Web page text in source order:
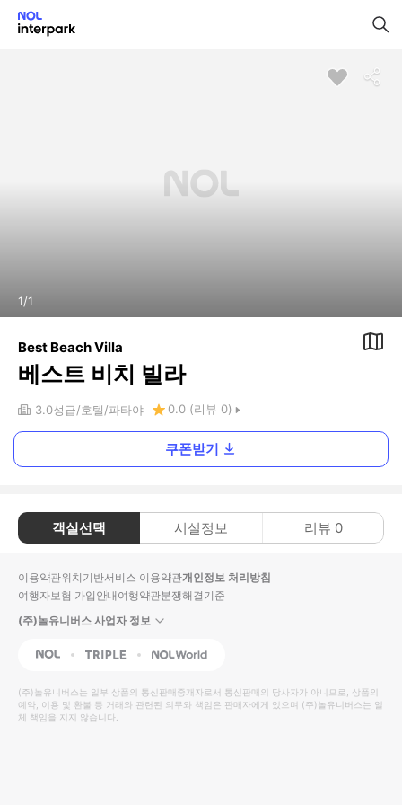
1/1
Best Beach Villa
베스트 비치 빌라
3.0성급 호텔 파타야 0.0 (리뷰 0)
쿠폰받기
객실선택 시설정보 리뷰 0
이용약관위치기반서비스 이용약관개인정보 처리방침
여행자보험 가입안내여행약관분쟁해결기준
(주)놀유니버스 사업자 정보
NOL Triple Interpark Global
(주)놀유니버스는 일부 상품의 통신판매중개자로서 통신판매의 당사자가 아니므로, 상품의
예약, 이용 및 환불 등 거래와 관련된 의무와 책임은 판매자에게 있으며 (주)놀유니버스는 일
체 책임을 지지 않습니다.